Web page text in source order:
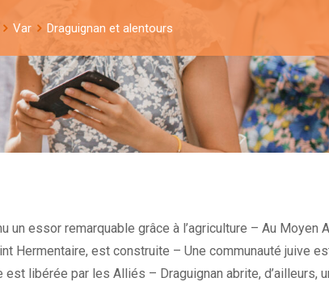
Var Draguignan et alentours
essor remarquable grâce à l’agriculture – Au Moyen
Hermentaire, est construite – Une communauté juive
libérée par les Alliés – Draguignan abrite, d’ailleurs,